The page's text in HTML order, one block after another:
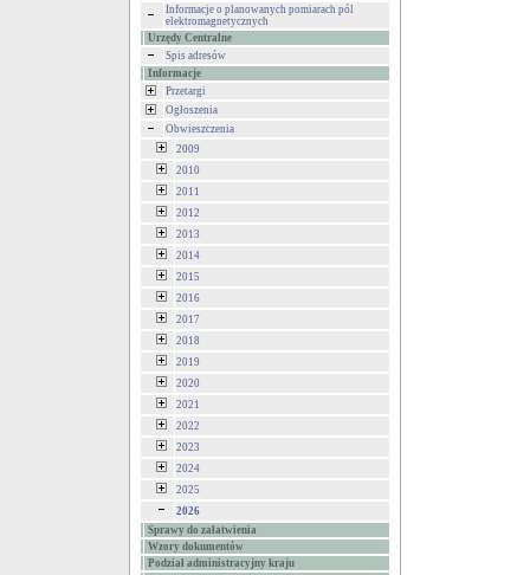
Informacje o planowanych pomiarach pól
elektromagnetycznych
Urzędy Centralne
Spis adresów
Informacje
Przetargi
Ogłoszenia
Obwieszczenia
2009
2010
2011
2012
2013
2014
2015
2016
2017
2018
2019
2020
2021
2022
2023
2024
2025
2026
Sprawy do załatwienia
Wzory dokumentów
Podział administracyjny kraju